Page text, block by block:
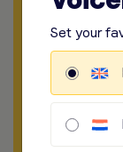
Audio opties
Set your